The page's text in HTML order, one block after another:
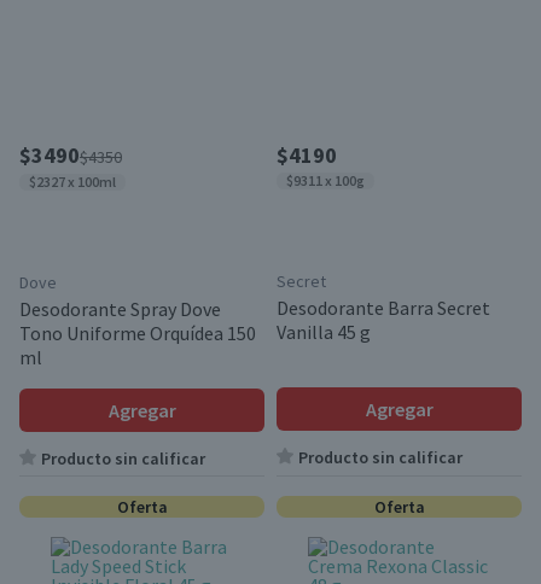
$3490$4350
$2327 x 100ml
Dove
Desodorante Spray Dove
Tono Uniforme Orquídea 150
ml
Agregar
Producto sin calificar
$4190
$9311 x 100g
Secret
Desodorante Barra Secret
Vanilla 45 g
Agregar
Producto sin calificar
Oferta Oferta